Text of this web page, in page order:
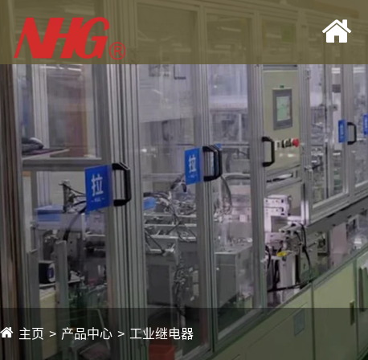
主页 产品中心 工业继电器